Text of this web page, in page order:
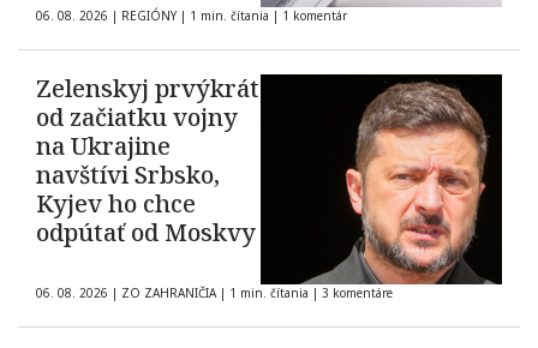
06. 08. 2026 | REGIÓNY | 1 min. čítania | 1 komentár
Zelenskyj prvýkrát
od začiatku vojny
na Ukrajine
navštívi Srbsko,
Kyjev ho chce
odpútať od Moskvy
06. 08. 2026 | ZO ZAHRANIČIA | 1 min. čítania | 3 komentáre